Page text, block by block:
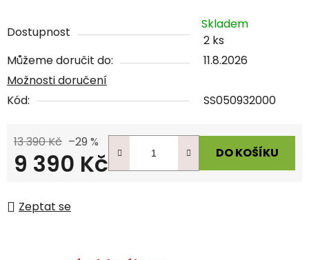
Dostupnost
Skladem
2 ks
Můžeme doručit do:
11.8.2026
Možnosti doručení
Kód:
SS050932000
13 390 Kč –29 %
9 390 Kč DO KOŠÍKU
Zeptat se